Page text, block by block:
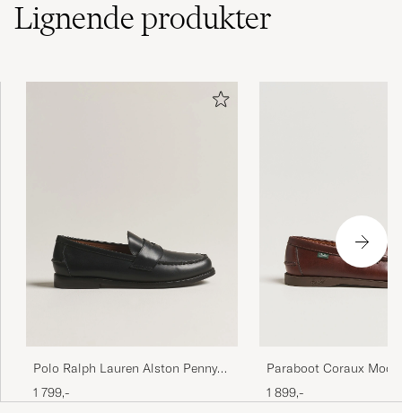
Lignendeprodukter
Polo Ralph Lauren Alston Penny
Loafers Black Calf
1 799,-
Paraboot Coraux
America
1 899,-